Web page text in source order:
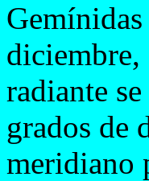
radiante
grados de
meridiano